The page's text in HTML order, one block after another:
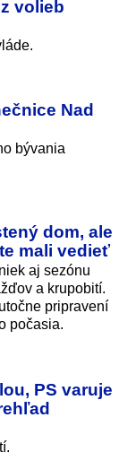
volieb
Nad
bývania
dom, ale
mali vedieť
aj sezónu
a krupobití.
pripravení
počasia.
PS varuje